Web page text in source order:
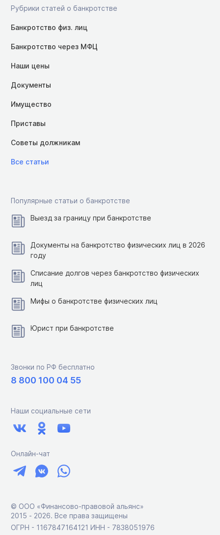
Рубрики статей о банкротстве
Банкротство физ. лиц
Банкротство через МФЦ
Наши цены
Документы
Имущество
Приставы
Советы должникам
Все статьи
Популярные статьи о банкротстве
Выезд за границу при банкротстве
Документы на банкротство физических лиц в 2026
году
Списание долгов через банкротство физических
лиц
Мифы о банкротстве физических лиц
Юрист при банкротстве
Звонки по РФ бесплатно
8 800 100 04 55
Наши социальные сети
Онлайн-чат
© ООО «Финансово-правовой альянс»
2015 ‑ 2026. Все права защищены
ОГРН - 1167847164121 ИНН - 7838051976